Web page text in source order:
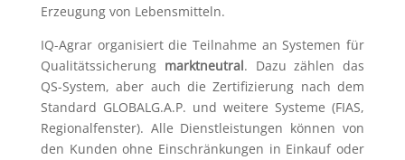
Erzeugung von Lebensmitteln.
IQ-Agrar organisiert die Teilnahme an Systemen für
Qualitätssicherung marktneutral. Dazu zählen das
QS-System, aber auch die Zertifizierung nach dem
Standard GLOBALG.A.P. und weitere Systeme (FIAS,
Regionalfenster). Alle Dienstleistungen können von
den Kunden ohne Einschränkungen in Einkauf oder